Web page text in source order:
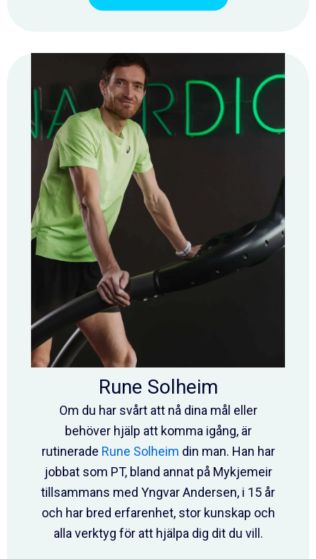
Rune Solheim
Om du har svårt att nå dina mål eller
behöver hjälp att komma igång, är
rutinerade Rune Solheim din man. Han har
jobbat som PT, bland annat på Mykjemeir
tillsammans med Yngvar Andersen, i 15 år
och har bred erfarenhet, stor kunskap och
alla verktyg för att hjälpa dig dit du vill.